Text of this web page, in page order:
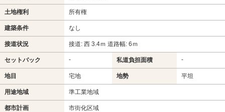
土地権利 所有権
建築条件 なし
接道状況 接道: 西 3.4ｍ 道路幅: 6ｍ
セットバック - 私道負担面積 -
地目 宅地 地勢 平坦
用途地域 準工業地域
都市計画 市街化区域